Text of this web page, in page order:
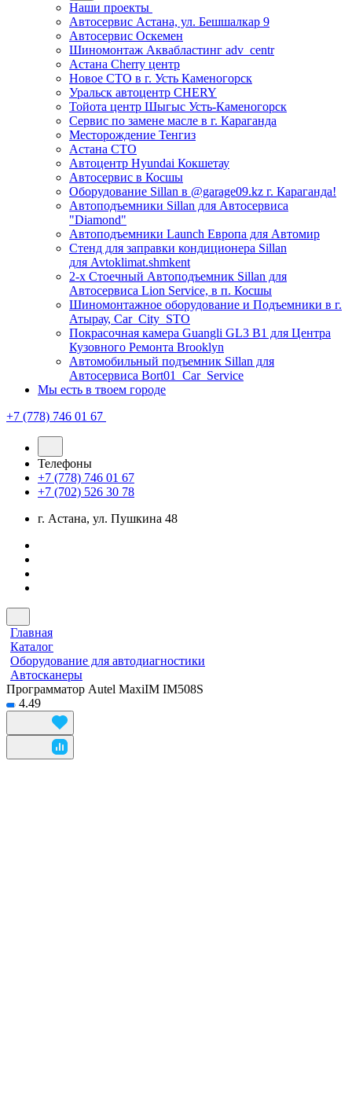
Наши проекты
Автосервис Астана, ул. Бешшалкар 9
Автосервис Оскемен
Шиномонтаж Аквабластинг adv_centr
Астана Cherry центр
Новое СТО в г. Усть Каменогорск
Уральск автоцентр CHERY
Тойота центр Шыгыс Усть-Каменогорск
Сервис по замене масле в г. Караганда
Месторождение Тенгиз
Астана СТО
Автоцентр Hyundai Кокшетау
Автосервис в Косшы
Оборудование Sillan в @garage09.kz г. Караганда!
Автоподъемники Sillan для Автосервиса
"Diamond"
Автоподъемники Launch Европа для Автомир
Стенд для заправки кондиционера Sillan
для Avtoklimat.shmkent
2-х Стоечный Автоподъемник Sillan для
Автосервиса Lion Service, в п. Косшы
Шиномонтажное оборудование и Подъемники в г.
Атырау, Car_City_STO
Покрасочная камера Guangli GL3 B1 для Центра
Кузовного Ремонта Brooklyn
Автомобильный подъемник Sillan для
Автосервиса Bort01_Car_Service
Мы есть в твоем городе
+7 (778) 746 01 67
Телефоны
+7 (778) 746 01 67
+7 (702) 526 30 78
г. Астана, ул. Пушкина 48
Главная
Каталог
Оборудование для автодиагностики
Автосканеры
Программатор Autel MaxiIM IM508S
4.49